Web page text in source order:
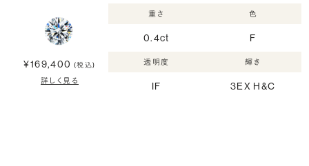
¥169,400 (税込)
詳しく見る
重さ
0.4ct
色
F
透明度
IF
輝き
3EX H&C